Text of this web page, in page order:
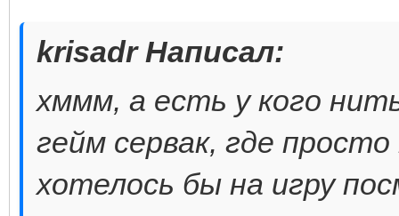
krisadr Написал:
хммм, а есть у кого
гейм сервак, где
хотелось бы на игру